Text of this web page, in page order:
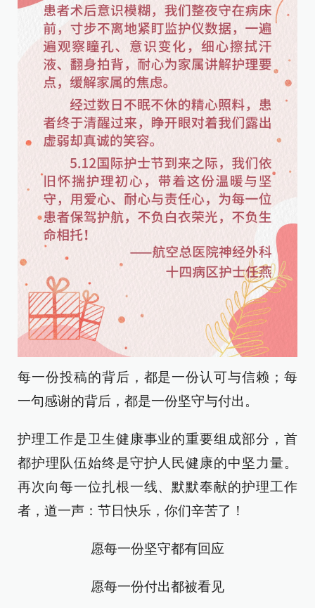
每一份投稿的背后，都是一份认可与信赖；每
一句感谢的背后，都是一份坚守与付出。
护理工作是卫生健康事业的重要组成部分，首
都护理队伍始终是守护人民健康的中坚力量。
再次向每一位扎根一线、默默奉献的护理工作
者，道一声：节日快乐，你们辛苦了！
愿每一份坚守都有回应
愿每一份付出都被看见